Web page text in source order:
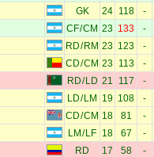
GK 24 118 -
CF/CM 23 133 -
RD/ RM 23 123 -
CD/CM 23 113 -
RD/LD 21 117 -
LD/ LM 19 108 -
CD/CM 18 81 -
LM / LF 18 67 -
RD 17 58 -